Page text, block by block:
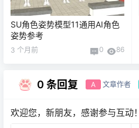
SU角色姿势模型11通用AI角色
姿势参考
3 个月前 0 86
0 条回复 A 文章作者
欢迎您，新朋友，感谢参与互动！